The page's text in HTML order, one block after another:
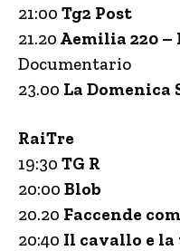
21:00 Tg2 Post
21.20 Aemilia 220 –
Documentario
23.00 La Domenica
RaiTre
19:30 TG R
20:00 Blob
20.20 Faccende
20:40 Il cavallo e